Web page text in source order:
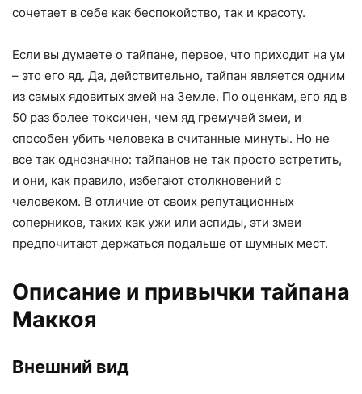
сочетает в себе как беспокойство, так и красоту.
Если вы думаете о тайпане, первое, что приходит на ум
– это его яд. Да, действительно, тайпан является одним
из самых ядовитых змей на Земле. По оценкам, его яд в
50 раз более токсичен, чем яд гремучей змеи, и
способен убить человека в считанные минуты. Но не
все так однозначно: тайпанов не так просто встретить,
и они, как правило, избегают столкновений с
человеком. В отличие от своих репутационных
соперников, таких как ужи или аспиды, эти змеи
предпочитают держаться подальше от шумных мест.
Описание и привычки тайпана
Маккоя
Внешний вид